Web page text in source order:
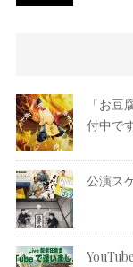
「お
付中で
公演ス